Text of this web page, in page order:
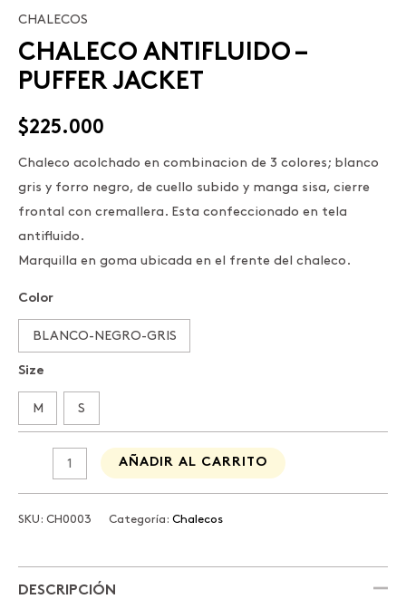
CHALECOS
CHALECO ANTIFLUIDO –
PUFFER JACKET
$225.000
Chaleco acolchado en combinacion de 3 colores; blanco
gris y forro negro, de cuello subido y manga sisa, cierre
frontal con cremallera. Esta confeccionado en tela
antifluido.
Marquilla en goma ubicada en el frente del chaleco.
Color
BLANCO-NEGRO-GRIS
Size
M S
CHALECO
ANTIFLUIDO
-
JACKET
AÑADIR AL CARRITO
SKU: CH0003 Categoría: Chalecos
DESCRIPCIÓN